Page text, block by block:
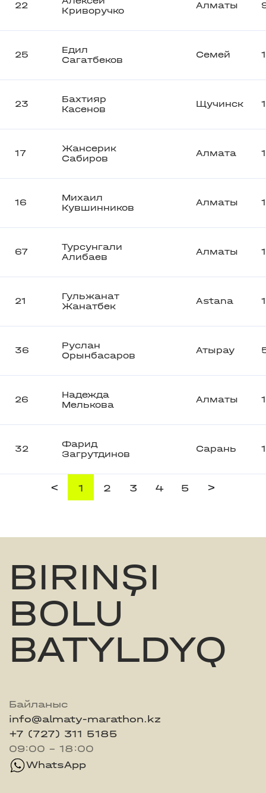
22
Криворучко
Алматы
25
Едил
Сагатбеков
Семей
23
Бахтияр
Касенов
Щучинск
17
Жансерик
Сабиров
Алмата
16
Михаил
Кувшинников
Алматы
67
Турсунгали
Алибаев
Алматы
21
Гульжанат
Жанатбек
Astana
36
Руслан
Орынбасаров
Атырау
26
Надежда
Мелькова
Алматы
32
Фарид
Загрутдинов
Сарань
< 1 2 3 4 5 >
BIRINŞI
BOLU
BATYLDYQ
Байланыс
info@almaty-marathon.kz
+7 (727) 311 5185
09:00 - 18:00
WhatsApp